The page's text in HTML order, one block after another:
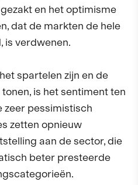
en het optimisme
dat de markten de hele
is verdwenen.
spartelen zijn en de
is het sentiment ten
zeer pessimistisch
zetten opnieuw
aan de sector, die
beter presteerde